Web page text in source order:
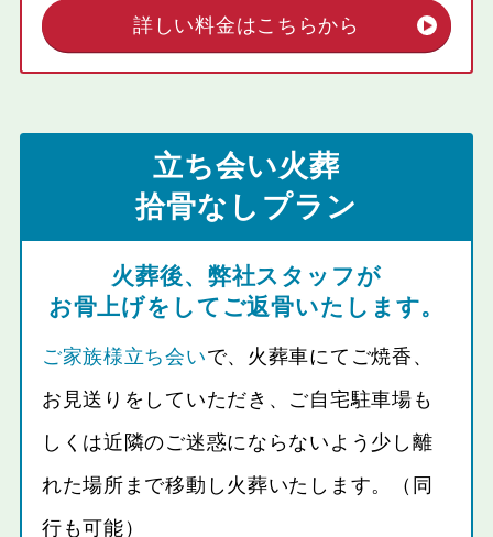
詳しい料金はこちらから
立ち会い火葬
拾骨なしプラン
火葬後、弊社スタッフが
お骨上げをしてご返骨いたします。
ご家族様立ち会いで、火葬車にてご焼香、
お見送りをしていただき、ご自宅駐車場も
しくは近隣のご迷惑にならないよう少し離
れた場所まで移動し火葬いたします。（同
行も可能）